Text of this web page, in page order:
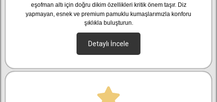
Detaylı İncele
eşofman altı için doğru dikim özellikleri kritik önem taşır. Diz
yapmayan, esnek ve premium pamuklu kumaşlarımızla konforu
şıklıkla buluşturun.